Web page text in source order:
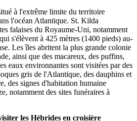
à l'extrême limite du territoire
l'océan Atlantique. St. Kilda
falaises du Royaume-Uni, notamment
s'élèvent à 425 mètres (1400 pieds) au-
Les îles abritent la plus grande colonie
ainsi que des macareux, des puffins,
eaux environnantes sont visitées par des
gris de l'Atlantique, des dauphins et
des signes d'habitation humaine
notamment des sites funéraires à
les Hébrides en croisière